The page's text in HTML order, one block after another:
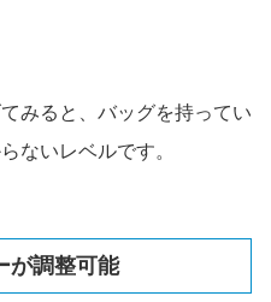
みると、バッグを持ってい
ないレベルです。
が調整可能